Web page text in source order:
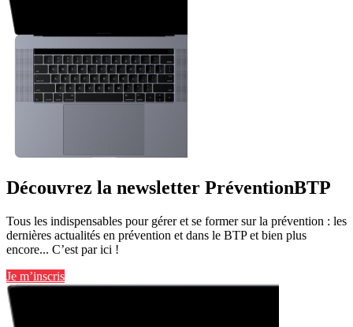
Découvrez la newsletter PréventionBTP
Tous les indispensables pour gérer et se former sur la prévention : les
dernières actualités en prévention et dans le BTP et bien plus
encore... C’est par ici !
Je m’inscris